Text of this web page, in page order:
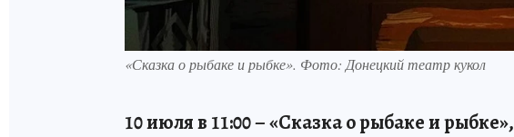
«Сказка о рыбаке и рыбке». Фото: Донецкий театр кукол
10 июля в 11:00 – «Сказка о рыбаке и рыбке»,